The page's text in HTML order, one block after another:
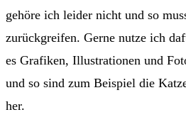
gehöre ich leider nicht und so
zurückgreifen. Gerne nutze ich
es Grafiken, Illustrationen und
und so sind zum Beispiel die
her.